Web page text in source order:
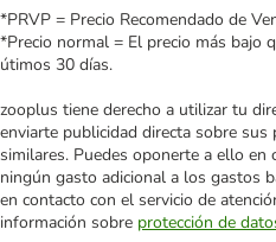
*PRVP = Precio Recomendado de
*Precio normal = El precio más bajo
útimos 30 días.
zooplus tiene derecho a utilizar tu
enviarte publicidad directa sobre
similares. Puedes oponerte a ello
ningún gasto adicional a los gastos
en contacto con el servicio de
información sobre protección de